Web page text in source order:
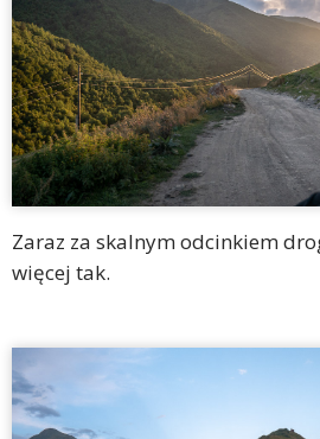
Zaraz za skalnym odcinkiem
więcej tak.